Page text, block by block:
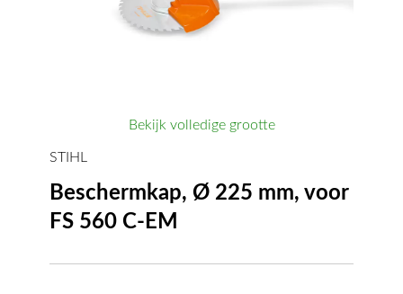
Bekijk volledige grootte
STIHL
Beschermkap, Ø 225 mm, voor
FS 560 C-EM